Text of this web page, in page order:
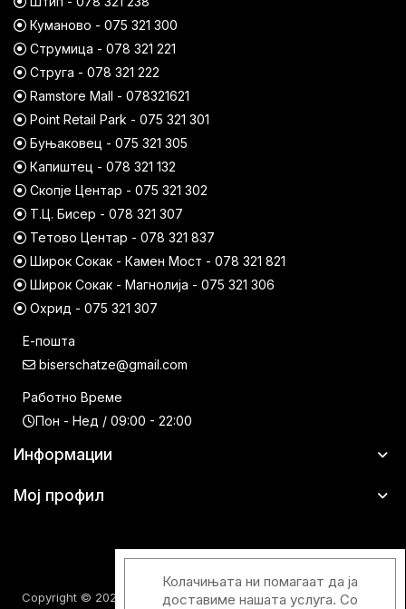
Куманово - 075 321 300
Струмица - 078 321 221
Струга - 078 321 222
Ramstore Mall - 078321621
Point Retail Park - 075 321 301
Буњаковец - 075 321 305
Капиштец - 078 321 132
Скопје Центар - 075 321 302
Т.Ц. Бисер - 078 321 307
Тетово Центар - 078 321 837
Широк Сокак - Камен Мост - 078 321 821
Широк Сокак - Магнолија - 075 321 306
Охрид - 075 321 307
Е-пошта
biserschatze@gmail.com
Работно Време
Пон - Нед / 09:00 - 22:00
Информации
Мој профил
Copyright © 2026 Шатци Парфимерии. Сите права задржани.
Колачињата ни помагаат да ја
доставиме нашата услуга. Со